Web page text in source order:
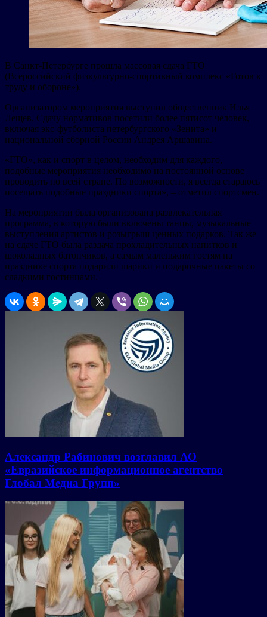
В Санкт-Петербурге прошла массовая сдача ГТО
(Всероссийский физкультурно-спортивный комплекс «Готов к
труду и обороне»).
Организатором мероприятия выступил общественник Илья
Лещев. Сдачу нормативов посетили более пятисот человек,
включая экс-футболиста петербургского «Зенита» и
национальной сборной России Андрея Аршавина.
«ГТО», как и спорт в целом, необходим для каждого,
подобные мероприятия необходимо на постоянной основе
проводить по всей стране. По возможности, я всегда стараюсь
посещать подобные праздники спорта», – отметил спортсмен.
На мероприятии была организована развлекательная
программа, в которую были включены танцы, музыкальные
выступления артистов и розыгрыш ценных подарков. Так же
на сдаче ГТО была раздача прохладительных напитков и
шоколадных батончиков, а самым маленьким гостям на
празднике спорта подарили шарики и подарочные пакеты со
сладкими гостинцами.
Александр Рабинович возглавил АО
«Евразийское информационное агентство
Глобал Медиа Групп»